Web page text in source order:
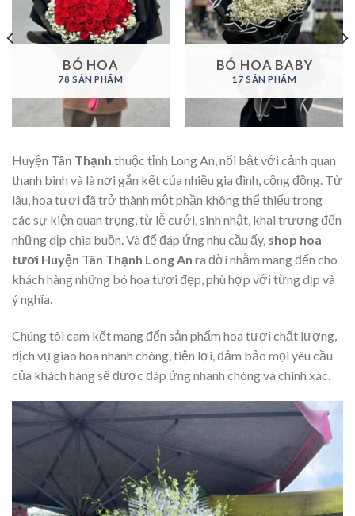
BÓ HOA
78 SẢN PHẨM
BÓ HOA BABY
17 SẢN PHẨM
Huyện Tân Thạnh thuộc tỉnh Long An, nổi bật với cảnh quan
thanh bình và là nơi gắn kết của nhiều gia đình, cộng đồng. Từ
lâu, hoa tươi đã trở thành một phần không thể thiếu trong
các sự kiện quan trọng, từ lễ cưới, sinh nhật, khai trương đến
những dịp chia buồn. Và để đáp ứng nhu cầu ấy, shop hoa
tươi Huyện Tân Thạnh Long An ra đời nhằm mang đến cho
khách hàng những bó hoa tươi đẹp, phù hợp với từng dịp và
ý nghĩa.
Chúng tôi cam kết mang đến sản phẩm hoa tươi chất lượng,
dịch vụ giao hoa nhanh chóng, tiện lợi, đảm bảo mọi yêu cầu
của khách hàng sẽ được đáp ứng nhanh chóng và chính xác.